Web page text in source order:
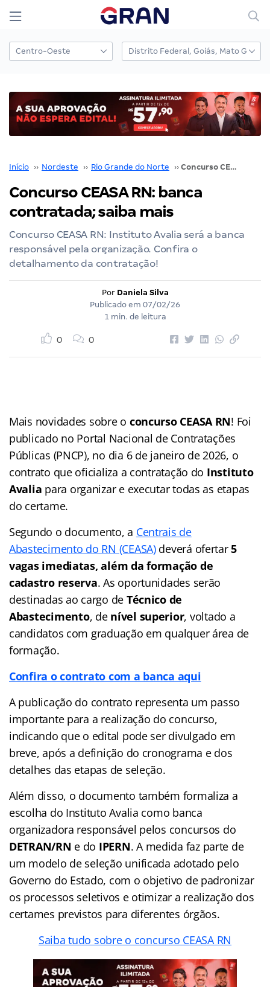
Início ›› Nordeste ›› Rio Grande do Norte ›› Concurso CEASA RN: banca contratada; saiba mais
Concurso CEASA RN: banca
contratada; saiba mais
Concurso CEASA RN: Instituto Avalia será a banca
responsável pela organização. Confira o
detalhamento da contratação!
Por Daniela Silva
Publicado em 07/02/26
1 min. de leitura
0 0
Mais novidades sobre o concurso CEASA RN! Foi
publicado no Portal Nacional de Contratações
Públicas (PNCP), no dia 6 de janeiro de 2026, o
contrato que oficializa a contratação do Instituto
Avalia para organizar e executar todas as etapas
do certame.
Segundo o documento, a Centrais de
Abastecimento do RN (CEASA)deverá ofertar5
vagas imediatas, além da formação de
cadastro reserva. As oportunidades serão
destinadas ao cargo de Técnico de
Abastecimento, de nível superior, voltado a
candidatos com graduação em qualquer área de
formação.
Confira o contrato com a banca aqui
A publicação do contrato representa um passo
importante para a realização do concurso,
indicando que o edital pode ser divulgado em
breve, após a definição do cronograma e dos
detalhes das etapas de seleção.
Além disso, o documento também formaliza a
escolha do Instituto Avalia como banca
organizadora responsável pelos concursos do
DETRAN/RN e do IPERN. A medida faz parte de
um modelo de seleção unificada adotado pelo
Governo do Estado, com o objetivo de padronizar
os processos seletivos e otimizar a realização dos
certames previstos para diferentes órgãos.
Saiba tudo sobre o concurso CEASA RN